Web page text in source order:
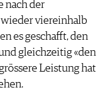
nach der
viereinhalb
es geschafft, den
gleichzeitig «den
Leistung hat